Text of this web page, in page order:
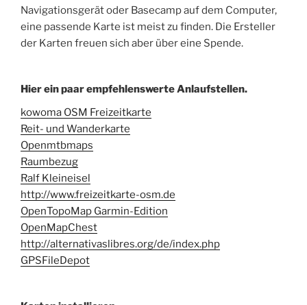
Navigationsgerät oder Basecamp auf dem Computer,
eine passende Karte ist meist zu finden. Die Ersteller
der Karten freuen sich aber über eine Spende.
Hier ein paar empfehlenswerte Anlaufstellen.
kowoma OSM Freizeitkarte
Reit- und Wanderkarte
Openmtbmaps
Raumbezug
Ralf Kleineisel
http://www.freizeitkarte-osm.de
OpenTopoMap Garmin-Edition
OpenMapChest
http://alternativaslibres.org/de/index.php
GPSFileDepot